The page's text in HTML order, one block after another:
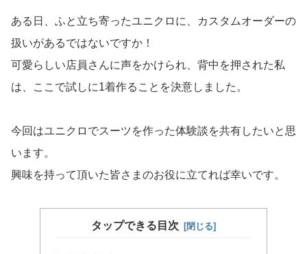
ある日、ふと立ち寄ったユニクロに、カスタムオーダーの
扱いがあるではないですか！
可愛らしい店員さんに声をかけられ、背中を押された私
は、ここで試しに1着作ることを決意しました。
今回はユニクロでスーツを作った体験談を共有したいと思
います。
興味を持って頂いた皆さまのお役に立てれば幸いです。
タップできる目次